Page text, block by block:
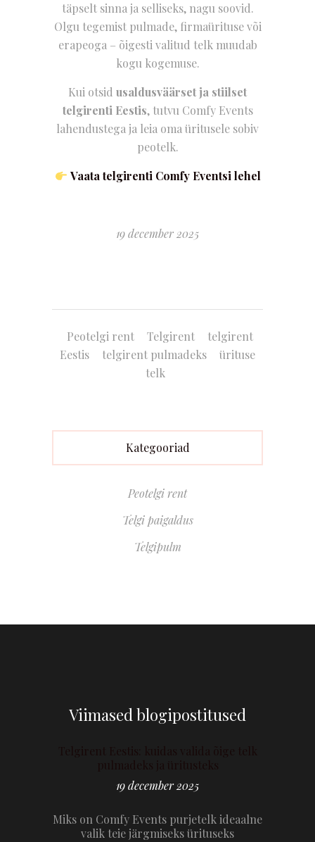
täpselt sinna ja selliseks, nagu soovid.
Olgu tegemist pulmade, firmaürituse või
erapeoga – õigesti valitud telk muudab
kogu kogemuse.
Kui otsid usaldusväärset ja stiilset
telgirenti Eestis, tutvu Comfy Events
lahendustega ja leia oma üritusele sobiv
peotelk.
Vaata telgirenti Comfy Eventsi lehel
19 december 2025
Peotelgi rent Telgirent
telgirent
Eestis
telgirent pulmadeks
ürituse
telk
Kategooriad
Peotelgi rent
Telgi paigaldus
Telgipulm
Viimased blogipostitused
19 december 2025
Miks on Comfy Events purjetelk ideaalne
valik teie järgmiseks ürituseks